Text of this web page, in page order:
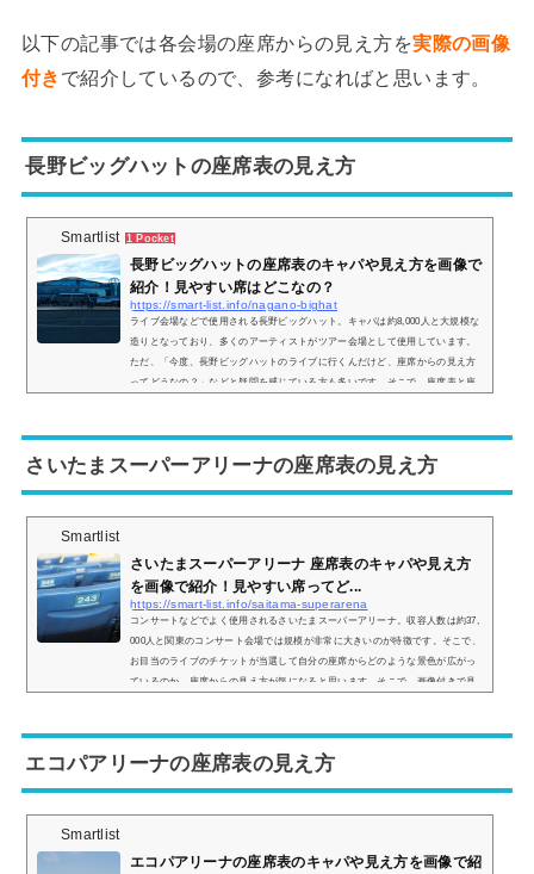
以下の記事では各会場の座席からの見え方を実際の画像
付き で紹介しているので、参考になればと思います。
長野ビッグハットの座席表の見え方
Smartlist 1 Pocket
長野ビッグハットの座席表のキャパや見え方を画像で
紹介！見やすい席はどこなの？
https://smart-list.info/nagano-bighat
ライブ会場などで使用される長野ビッグハット。キャパは約8,000人と大規模な
造りとなっており、多くのアーティストがツアー会場として使用しています。
ただ、「今度、長野ビッグハットのライブに行くんだけど、座席からの見え方
ってどうなの？」などと疑問を感じている方も多いです。そこで、座席表と座
トの座席表の画像は以下の通りです。一つ注意点として、ライブによってはス
テージ...
さいたまスーパーアリーナの座席表の見え方
Smartlist
さいたまスーパーアリーナ 座席表のキャパや見え方
を画像で紹介！見やすい席ってど...
https://smart-list.info/saitama-superarena
コンサートなどでよく使用されるさいたまスーパーアリーナ。収容人数は約37,
000人と関東のコンサート会場では規模が非常に大きいのが特徴です。そこで、
お目当のライブのチケットが当選して自分の座席からどのような景色が広がっ
ているのか、座席からの見え方が気になると思います。そこで、画像付きで見
（1階席） 200レベル（1階席） 300レベル（2階席） 400レベル（2階席） 500...
エコパアリーナの座席表の見え方
Smartlist
エコパアリーナの座席表のキャパや見え方を画像で紹